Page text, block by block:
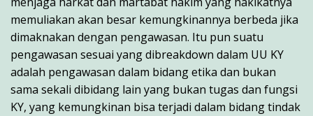
memuliakan akan besar kemungkinannya berbeda jika
dimaknakan dengan pengawasan. Itu pun suatu
pengawasan sesuai yang dibreakdown dalam UU KY
adalah pengawasan dalam bidang etika dan bukan
sama sekali dibidang lain yang bukan tugas dan fungsi
KY, yang kemungkinan bisa terjadi dalam bidang tindak